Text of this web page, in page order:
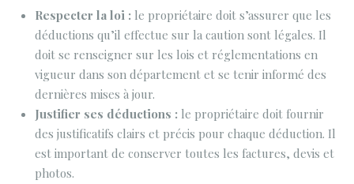
Respecter la loi : le propriétaire doit s’assurer que les
déductions qu’il effectue sur la caution sont légales. Il
doit se renseigner sur les lois et réglementations en
vigueur dans son département et se tenir informé des
dernières mises à jour.
Justifier ses déductions : le propriétaire doit fournir
des justificatifs clairs et précis pour chaque déduction. Il
est important de conserver toutes les factures, devis et
photos.